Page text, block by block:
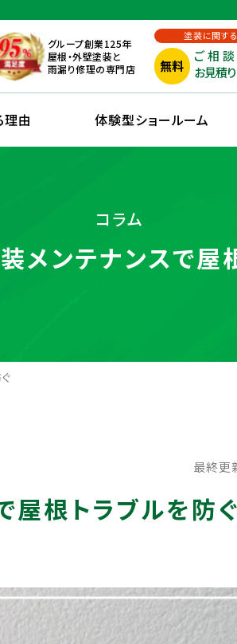
グループ創業125年
屋根・外壁塗装と
雨漏り修理の専門店
塗装に関す
無料
ご相談
お見積り
理由 体験型ショールーム
コラム
メンテナンスで屋
最終更
屋根トラブルを防ぐ